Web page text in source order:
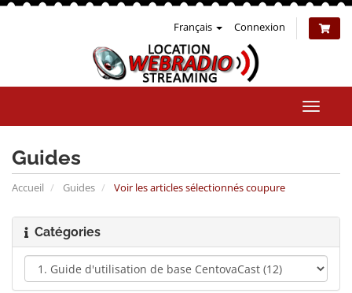
Français Connexion
la
Guides
Accueil Guides Voir les articles sélectionnés coupure
Catégories